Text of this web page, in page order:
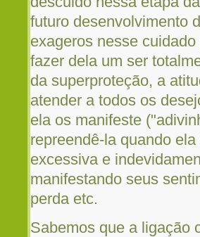
futuro desenvolvimento
exageros nesse
fazer dela um ser
da superproteção, a
atender a todos os
ela os manifeste
repreendê-la quando
excessiva e
manifestando seus
perda etc.
Sabemos que a ligação